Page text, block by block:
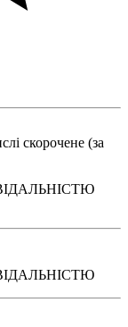
скорочене (за